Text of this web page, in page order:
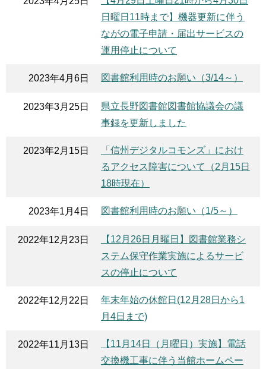
日曜日11時まで】機器更新に伴う
ながの電子申請・届出サービスの
運用停止について
2023年4月6日 図書館利用時のお願い（3/14～）
2023年3月25日
県立長野図書館図書館協議会の議
事録を更新しました
2023年2月15日
「信州デジタルコモンズ」におけ
るアクセス障害について（2月15日
18時現在）
2023年1月4日 図書館利用時のお願い（1/5～）
2022年12月23日
【12月26日月曜日】図書館業務シ
ステム保守作業実施によるサービ
スの停止について
2022年12月22日
年末年始の休館日(12月28日から1
月4日まで)
2022年11月13日
【11月14日（月曜日）実施】電話
交換機工事に伴う当館ホームペー